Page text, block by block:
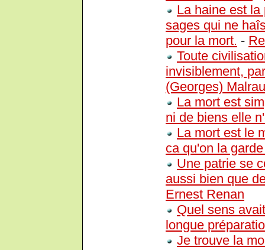
La haine est
sages qui ne
pour la mort. -
Toute
invisiblement,
(Georges)
La mort est
ni de biens elle
La mort est le
ca qu'on la
Une patrie se
aussi bien que
Ernest Renan
Quel sens
longue
Je trouve la